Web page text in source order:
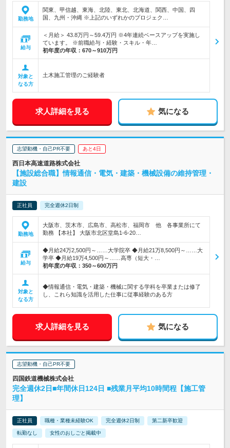
勤務地
関東、甲信越、東海、北陸、東北、北海道、関西、中国、四
国、九州・沖縄 ※上記のいずれかのプロジェク…
給与
＜月給＞ 43.8万円～59.4万円 ※4年連続ベースアップを実施し
ています。 ※前職給与・経験・スキル・年…
初年度の年収： 670～910万円
対象と
なる方
土木施工管理のご経験者
求人詳細を見る 気になる
志望動機・自己PR不要 あと4日
西日本高速道路株式会社
【施設総合職】情報通信・電気・建築・機械設備の維持管理・
建設
正社員 完全週休2日制
勤務地
大阪市、茨木市、広島市、高松市、福岡市 他 各事業所にて
勤務 【本社】 大阪市北区堂島1-6-20…
給与
◆月給24万2,500円～……大学院卒 ◆月給21万8,500円～……大
学卒 ◆月給19万4,500円～……高専（短大・…
初年度の年収： 350～600万円
対象と
なる方
◆情報通信・電気・建築・機械に関する学科を卒業または修了
し、これら知識を活用した仕事に従事経験のある方
求人詳細を見る 気になる
志望動機・自己PR不要
四国鉄道機械株式会社
完全週休2日■年間休日124日 ■残業月平均10時間程【施工管
理】
正社員 職種・業種未経験OK 完全週休2日制 第二新卒歓迎
転勤なし 女性のおしごと掲載中